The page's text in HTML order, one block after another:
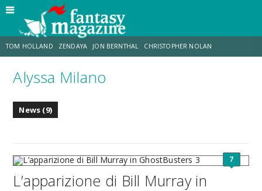
TOM HOLLAND ZENDAYA JON BERNTHAL CHRISTOPHER NOLAN
STRANIMONDI LUCCA COMICS & GAMES
Alyssa Milano
News (9)
7
L’apparizione di Bill Murray in